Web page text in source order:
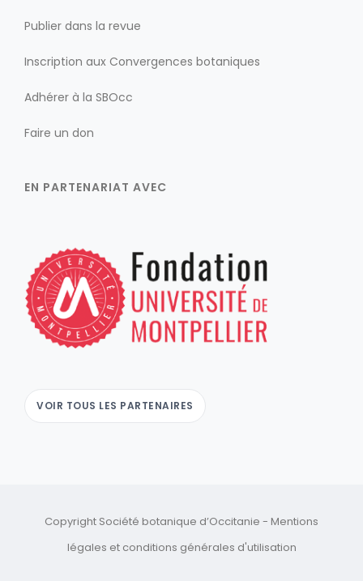
Publier dans la revue
Inscription aux Convergences botaniques
Adhérer à la SBOcc
Faire un don
EN PARTENARIAT AVEC
VOIR TOUS LES PARTENAIRES
Copyright Société botanique d’Occitanie - Mentions
légales et conditions générales d'utilisation